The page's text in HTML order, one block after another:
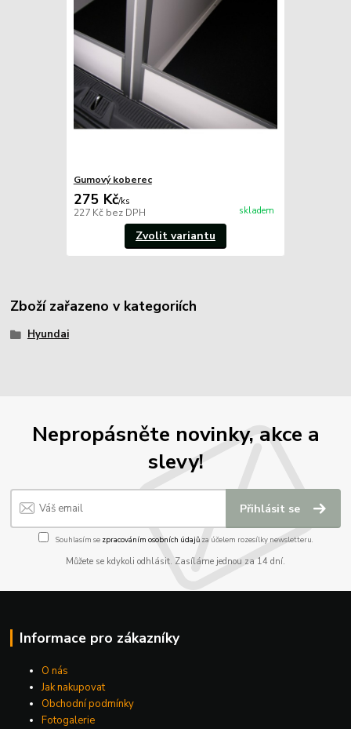
Gumový koberec
275 Kč/ks
227 Kč bez DPH skladem
Zvolit variantu
Zboží zařazeno v kategoriích
Hyundai
Nepropásněte novinky, akce a
slevy!
Přihlásit se
Souhlasím se zpracováním osobních údajůza účelem rozesílky newsletteru.
Můžete se kdykoli odhlásit. Zasíláme jednou za 14 dní.
Informace pro zákazníky
O nás
Jak nakupovat
Obchodní podmínky
Fotogalerie